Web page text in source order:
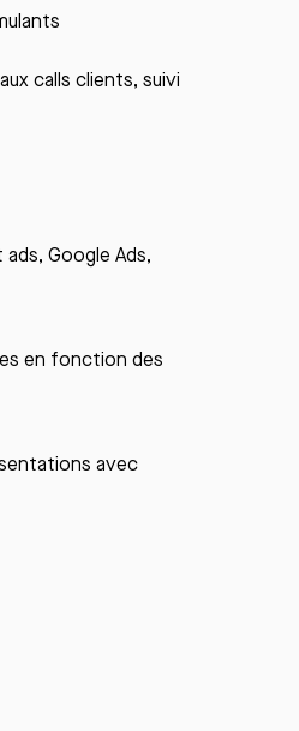
calls clients, suivi
ads, Google Ads,
en fonction des
avec